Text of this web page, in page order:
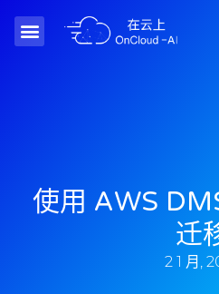
使用 AWS
迁
2 1 月,